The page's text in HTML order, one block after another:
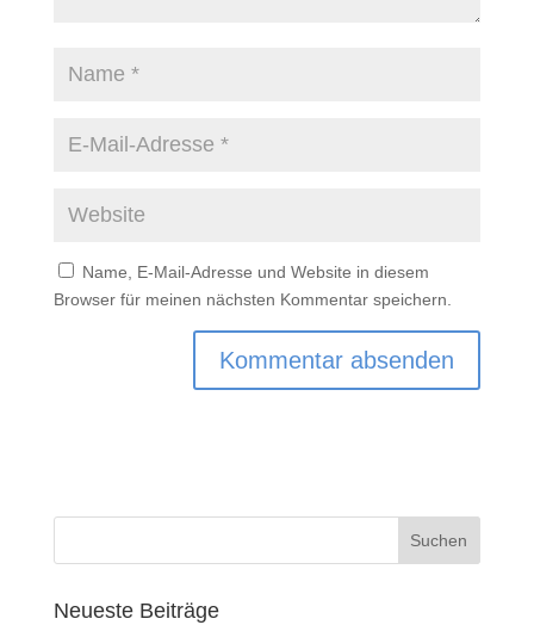
Name, E-Mail-Adresse und Website in diesem
Browser für meinen nächsten Kommentar speichern.
Neueste Beiträge